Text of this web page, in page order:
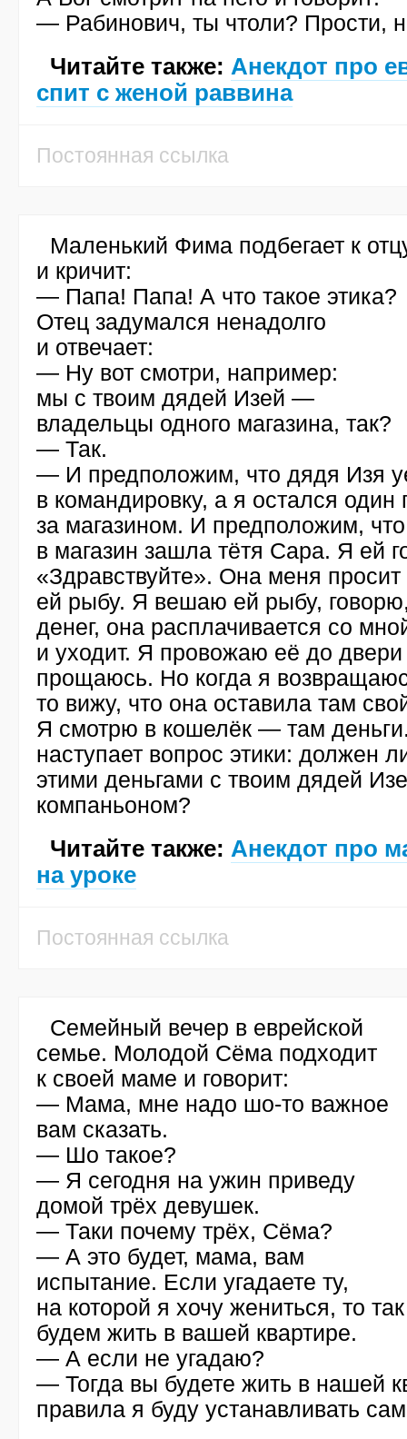
— Рабинович, ты чтоли? Прости,
Читайте также: Анекдот про
спит с женой раввина
Постоянная ссылка
Маленький Фима подбегает к
и кричит:
— Папа! Папа! А что такое этика?
Отец задумался ненадолго
и отвечает:
— Ну вот смотри, например:
мы с твоим дядей Изей —
владельцы одного магазина, так?
— Так.
— И предположим, что дядя Изя
в командировку, а я остался один
за магазином. И предположим,
в магазин зашла тётя Сара. Я ей
«Здравствуйте». Она меня просит
ей рыбу. Я вешаю ей рыбу,
денег, она расплачивается со
и уходит. Я провожаю её до
прощаюсь. Но когда я
то вижу, что она оставила там
Я смотрю в кошелёк — там
наступает вопрос этики: должен
этими деньгами с твоим дядей
компаньоном?
Читайте также: Анекдот про
на уроке
Постоянная ссылка
Семейный вечер в еврейской
семье. Молодой Сёма подходит
к своей маме и говорит:
— Мама, мне надо шо-то важное
вам сказать.
— Шо такое?
— Я сегодня на ужин приведу
домой трёх девушек.
— Таки почему трёх, Сёма?
— А это будет, мама, вам
испытание. Если угадаете ту,
на которой я хочу жениться, то
будем жить в вашей квартире.
— А если не угадаю?
— Тогда вы будете жить в нашей
правила я буду устанавливать